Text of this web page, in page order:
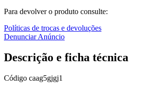
Para devolver o produto consulte:
Políticas de trocas e devoluções
Denunciar Anúncio
Descrição e ficha técnica
Código caag5gjgj1